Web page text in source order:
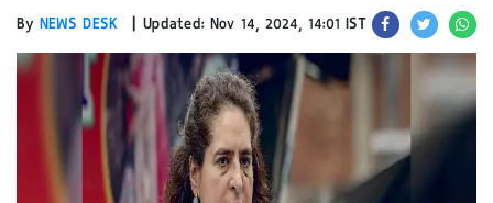
By NEWS DESK | Updated: Nov 14, 2024, 14:01 IST